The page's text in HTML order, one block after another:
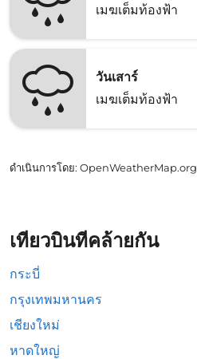
เมฆเต็มท้องฟ้า
วันเสาร์
เมฆเต็มท้องฟ้า
ดำเนินการโดย: OpenWeatherMap.org
เที่ยวบินที่คล้ายกัน
กระบี่
กรุงเทพมหานคร
เชียงใหม่
หาดใหญ่